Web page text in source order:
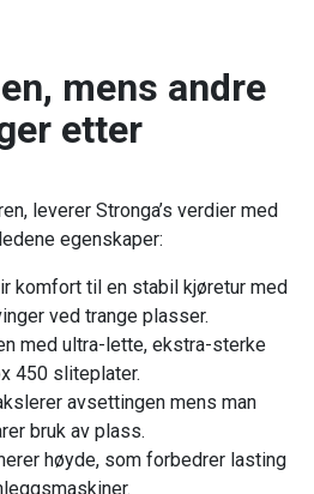
mens andre
etter
leverer Stronga’s verdier med
egenskaper:
komfort til en stabil kjøretur med
ved trange plasser.
med ultra-lette, ekstra-sterke
450 sliteplater.
avsettingen mens man
bruk av plass.
høyde, som forbedrer lasting